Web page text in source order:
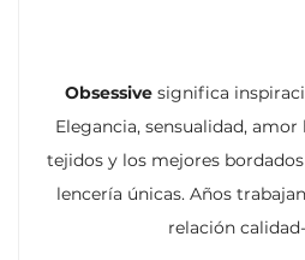
Obsessive significa
Elegancia, sensualidad,
tejidos y los mejores
lencería únicas. Años
relación